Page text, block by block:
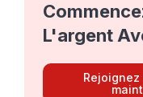
L'argent